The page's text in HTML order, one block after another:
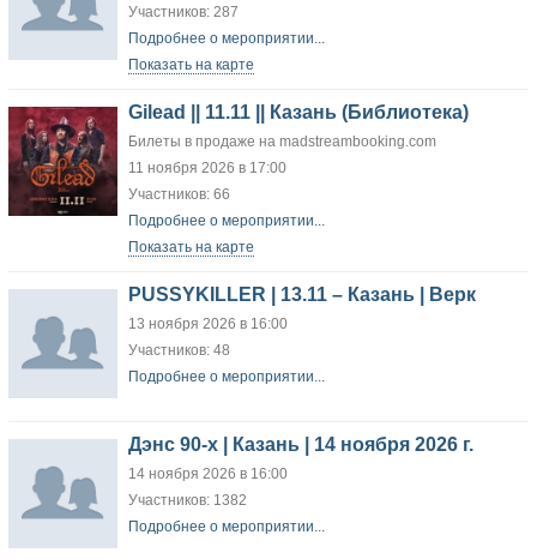
Участников: 287
Подробнее о мероприятии...
Показать на карте
Gilead || 11.11 || Казань (Библиотека)
Билеты в продаже на madstreambooking.com
11 ноября 2026 в 17:00
Участников: 66
Подробнее о мероприятии...
Показать на карте
PUSSYKILLER | 13.11 – Казань | Верк
13 ноября 2026 в 16:00
Участников: 48
Подробнее о мероприятии...
Дэнс 90-х | Казань | 14 ноября 2026 г.
14 ноября 2026 в 16:00
Участников: 1382
Подробнее о мероприятии...